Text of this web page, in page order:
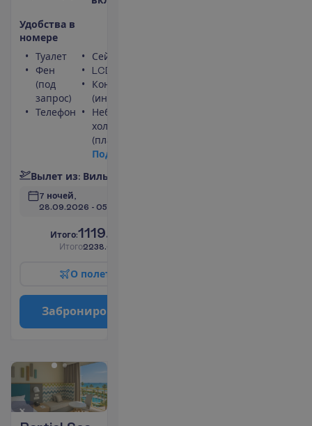
Удобства в
номере
Туалет
Фен
(под
запрос)
Телефон
Сейф
LCD телевизор
Кондиционер
(индивидуальный)
Небольшой
холодильник
(платно)
Под
Вылет из: Виль
7 ночей,
28.09.2026 - 05.10.2026
Итого:1119.00
Итого2238.00
О полет
Заброниро